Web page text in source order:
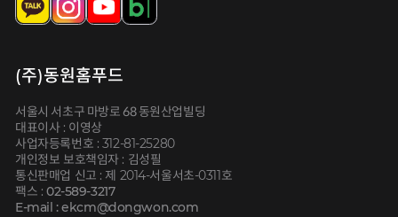
(주)동원홈푸드
서울시 서초구 마방로 68 동원산업빌딩
대표이사 : 이영상
사업자등록번호 : 312-81-25280
개인정보 보호책임자 : 김성필
통신판매업 신고 : 제 2014-서울서초-0311호
팩스 :02-589-3217
E-mail : ekcm@dongwon.com